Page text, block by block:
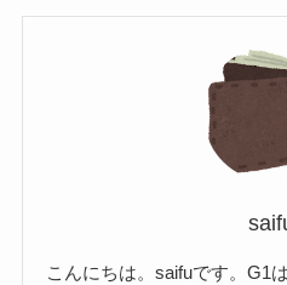
こんにちは。saifuです。G1